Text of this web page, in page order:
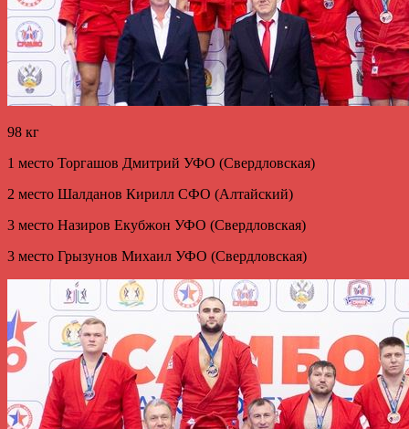
98 кг
1 место Торгашов Дмитрий УФО (Свердловская)
2 место Шалданов Кирилл СФО (Алтайский)
3 место Назиров Екубжон УФО (Свердловская)
3 место Грызунов Михаил УФО (Свердловская)